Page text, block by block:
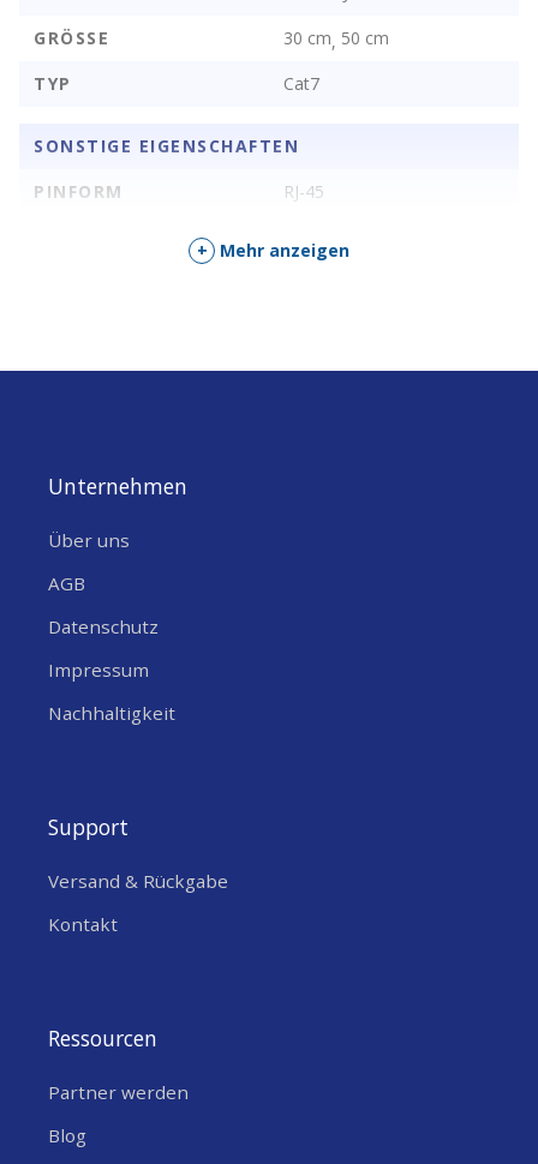
GRÖSSE 30 cm, 50 cm
TYP
Cat7
SONSTIGE EIGENSCHAFTEN
PINFORM
RJ-45
+ Mehr anzeigen
Unternehmen
Über uns
AGB
Datenschutz
Impressum
Nachhaltigkeit
Support
Versand & Rückgabe
Kontakt
Ressourcen
Partner werden
Blog